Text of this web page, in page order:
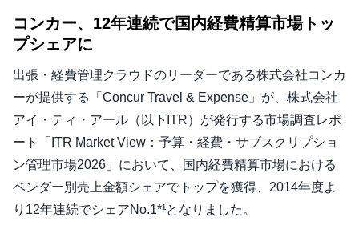
コンカー、12年連続で国内経費精算市場トッ
プシェアに
出張・経費管理クラウドのリーダーである株式会社コンカ
ーが提供する「Concur Travel & Expense」が、株式会社
アイ・ティ・アール（以下ITR）が発行する市場調査レポ
ート「ITR Market View：予算・経費・サブスクリプショ
ン管理市場2026」において、国内経費精算市場における
ベンダー別売上金額シェアでトップを獲得、2014年度よ
り12年連続でシェアNo.1*¹となりました。